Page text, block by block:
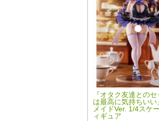
『オタク友達とのセ
は最高に気持ちいい
メイドVer. 1/4スケ
ィギュア